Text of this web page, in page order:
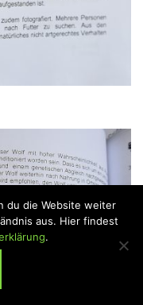
du die Website weiter
aus. Hier findest
.